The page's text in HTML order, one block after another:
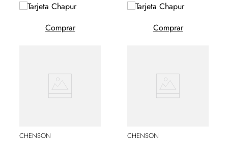
Comprar Comprar
CHENSON CHENSON